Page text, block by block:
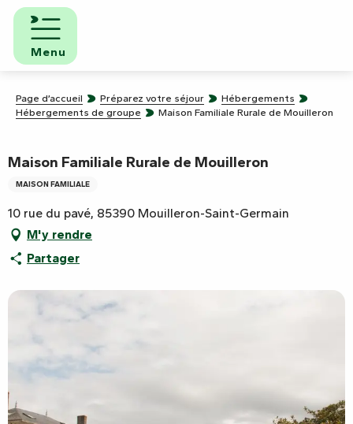
Aller
contenu
principal
Menu
Page d’accueil Préparez votre séjour
Hébergements
Hébergements de groupe
Maison Familiale Rurale de Mouilleron
Maison Familiale Rurale de Mouilleron
MAISON FAMILIALE
10 rue du pavé, 85390 Mouilleron-Saint-Germain
M'y rendre
Partager